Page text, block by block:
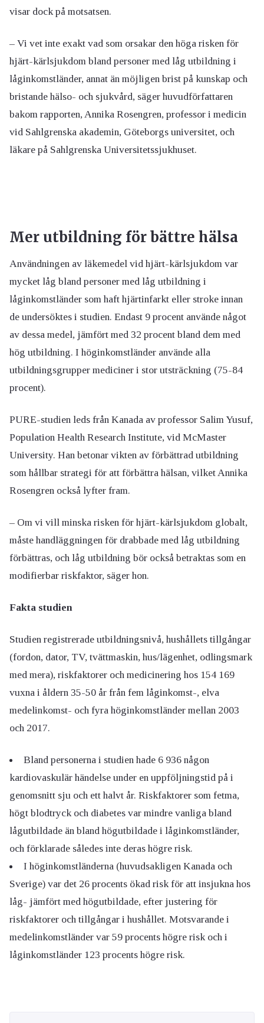
visar dock på motsatsen.
– Vi vet inte exakt vad som orsakar den höga risken för
hjärt-kärlsjukdom bland personer med låg utbildning i
låginkomstländer, annat än möjligen brist på kunskap och
bristande hälso- och sjukvård, säger huvudförfattaren
bakom rapporten, Annika Rosengren, professor i medicin
vid Sahlgrenska akademin, Göteborgs universitet, och
läkare på Sahlgrenska Universitetssjukhuset.
Mer utbildning för bättre hälsa
Användningen av läkemedel vid hjärt-kärlsjukdom var
mycket låg bland personer med låg utbildning i
låginkomstländer som haft hjärtinfarkt eller stroke innan
de undersöktes i studien. Endast 9 procent använde något
av dessa medel, jämfört med 32 procent bland dem med
hög utbildning. I höginkomstländer använde alla
utbildningsgrupper mediciner i stor utsträckning (75-84
procent).
PURE-studien leds från Kanada av professor Salim Yusuf,
Population Health Research Institute, vid McMaster
University. Han betonar vikten av förbättrad utbildning
som hållbar strategi för att förbättra hälsan, vilket Annika
Rosengren också lyfter fram.
– Om vi vill minska risken för hjärt-kärlsjukdom globalt,
måste handläggningen för drabbade med låg utbildning
förbättras, och låg utbildning bör också betraktas som en
modifierbar riskfaktor, säger hon.
Fakta studien
Studien registrerade utbildningsnivå, hushållets tillgångar
(fordon, dator, TV, tvättmaskin, hus/lägenhet, odlingsmark
med mera), riskfaktorer och medicinering hos 154 169
vuxna i åldern 35-50 år från fem låginkomst-, elva
medelinkomst- och fyra höginkomstländer mellan 2003
och 2017.
Bland personerna i studien hade 6 936 någon
kardiovaskulär händelse under en uppföljningstid på i
genomsnitt sju och ett halvt år. Riskfaktorer som fetma,
högt blodtryck och diabetes var mindre vanliga bland
lågutbildade än bland högutbildade i låginkomstländer,
och förklarade således inte deras högre risk.
I höginkomstländerna (huvudsakligen Kanada och
Sverige) var det 26 procents ökad risk för att insjukna hos
låg- jämfört med högutbildade, efter justering för
riskfaktorer och tillgångar i hushållet. Motsvarande i
medelinkomstländer var 59 procents högre risk och i
låginkomstländer 123 procents högre risk.